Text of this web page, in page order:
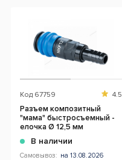
Код 67759 4.5
Разъем композитный
"мама" быстросъемный -
елочка Ø 12,5 мм
В наличии
Самовывоз: на 13.08.2026